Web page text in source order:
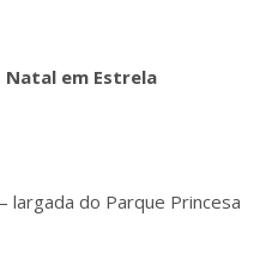
em Estrela
largada do Parque Princesa